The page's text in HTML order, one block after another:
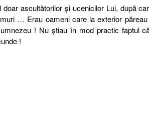
ascultătorilor şi ucenicilor Lui, după
… Erau oameni care la exterior
! Nu ştiau în mod practic faptul
!